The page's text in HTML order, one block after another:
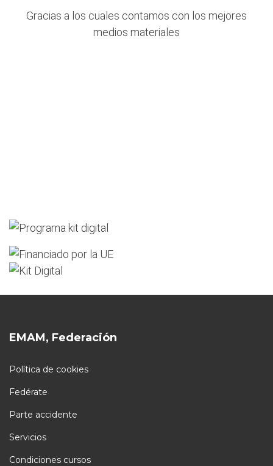
Gracias a los cuales contamos con los mejores
medios materiales
EMAM, Federación
Política de cookies
Fedérate
Parte accidente
Servicios
Condiciones cursos